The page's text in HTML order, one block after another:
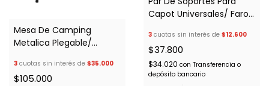
Mesa De Camping
Metalica Plegable/
Negro
3 cuotas sin interés de $35.000
$105.000
Capot Universales/ Faros
3 cuotas sin interés de $12.600
$37.800
$34.020 con Transferencia o
depósito bancario